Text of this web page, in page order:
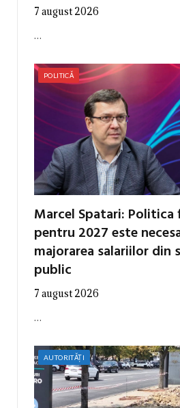
7 august 2026
…
POLITICĂ
Marcel Spatari: Politica
pentru 2027 este
majorarea salariilor din
public
7 august 2026
…
AUTORITĂȚI